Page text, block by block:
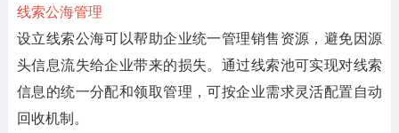
线索公海管理
设立线索公海可以帮助企业统一管理销售资源，避免因源
头信息流失给企业带来的损失。通过线索池可实现对线索
信息的统一分配和领取管理，可按企业需求灵活配置自动
回收机制。